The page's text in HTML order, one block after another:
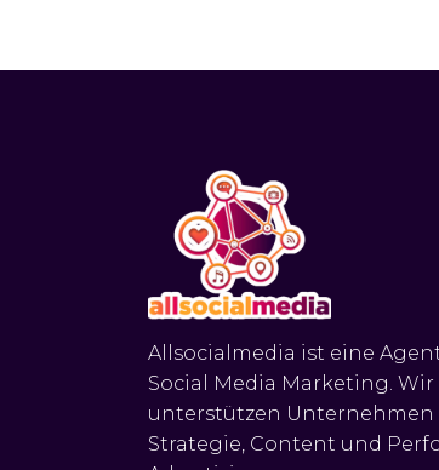
Allsocialmedia ist eine
Social Media Marketing. Wir
unterstützen Unternehmen
Strategie, Content und